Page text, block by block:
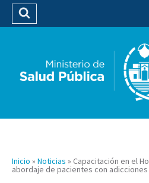
Buscar
Inicio » Noticias » Capacitación en el
abordaje de pacientes con adicciones